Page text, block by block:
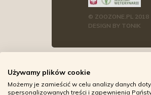
© ZOOZONE.PL 2018
DESIGN BY TONIK
Używamy plików cookie
Możemy je zamieścić w celu analizy danych
spersonalizowanych treści i zapewnienia